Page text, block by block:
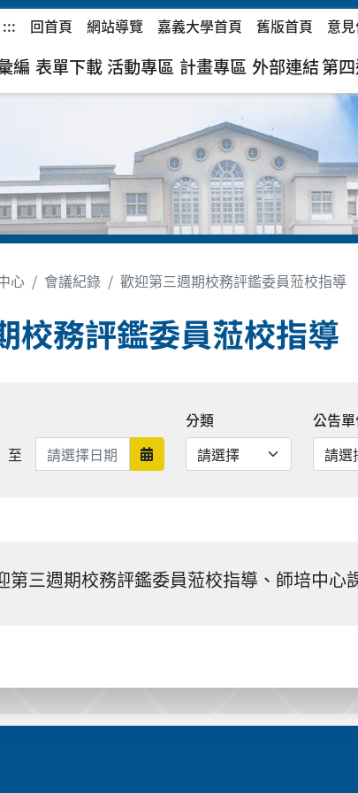
::: 回首頁 網站導覽 嘉義大學首頁 舊版首頁 意
編 表單下載 活動專區 計畫專區 外部連結第
心 會議紀錄 歡迎第三週期校務評鑑委員蒞校指導
校務評鑑委員蒞校指導
範圍開始
至 日期範圍結束 日期範圍結束
分類 公告
第三週期校務評鑑委員蒞校指導、師培中心